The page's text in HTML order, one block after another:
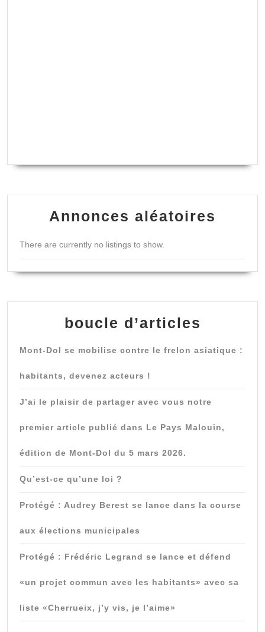
Annonces aléatoires
There are currently no listings to show.
boucle d’articles
Mont-Dol se mobilise contre le frelon asiatique :
habitants, devenez acteurs !
J’ai le plaisir de partager avec vous notre
premier article publié dans Le Pays Malouin,
édition de Mont-Dol du 5 mars 2026.
Qu’est-ce qu’une loi ?
Protégé : Audrey Berest se lance dans la course
aux élections municipales
Protégé : Frédéric Legrand se lance et défend
«un projet commun avec les habitants» avec sa
liste «Cherrueix, j’y vis, je l’aime»